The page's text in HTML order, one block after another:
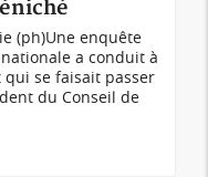
(ph)Une enquête
a conduit à
qui se faisait passer
du Conseil de